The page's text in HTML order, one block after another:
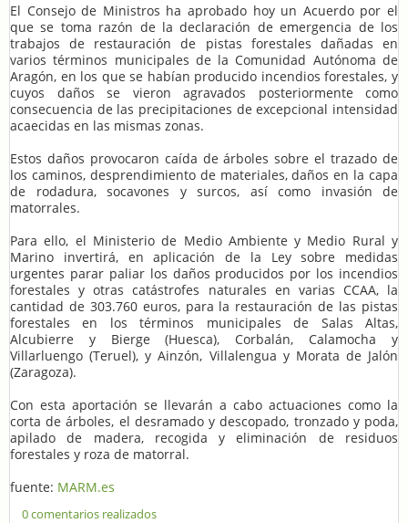
El Consejo de Ministros ha aprobado hoy un Acuerdo por el
que se toma razón de la declaración de emergencia de los
trabajos de restauración de pistas forestales dañadas en
varios términos municipales de la Comunidad Autónoma de
Aragón, en los que se habían producido incendios forestales, y
cuyos daños se vieron agravados posteriormente como
consecuencia de las precipitaciones de excepcional intensidad
acaecidas en las mismas zonas.
Estos daños provocaron caída de árboles sobre el trazado de
los caminos, desprendimiento de materiales, daños en la capa
de rodadura, socavones y surcos, así como invasión de
matorrales.
Para ello, el Ministerio de Medio Ambiente y Medio Rural y
Marino invertirá, en aplicación de la Ley sobre medidas
urgentes parar paliar los daños producidos por los incendios
forestales y otras catástrofes naturales en varias CCAA, la
cantidad de 303.760 euros, para la restauración de las pistas
forestales en los términos municipales de Salas Altas,
Alcubierre y Bierge (Huesca), Corbalán, Calamocha y
Villarluengo (Teruel), y Ainzón, Villalengua y Morata de Jalón
(Zaragoza).
Con esta aportación se llevarán a cabo actuaciones como la
corta de árboles, el desramado y descopado, tronzado y poda,
apilado de madera, recogida y eliminación de residuos
forestales y roza de matorral.
fuente: MARM.es
0 comentarios realizados